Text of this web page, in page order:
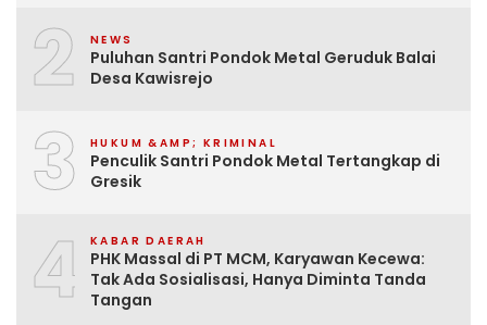
2 NEWS
Puluhan Santri Pondok Metal Geruduk Balai
Desa Kawisrejo
3 HUKUM &AMP; KRIMINAL
Penculik Santri Pondok Metal Tertangkap di
Gresik
4 KABAR DAERAH
PHK Massal di PT MCM, Karyawan Kecewa:
Tak Ada Sosialisasi, Hanya Diminta Tanda
Tangan